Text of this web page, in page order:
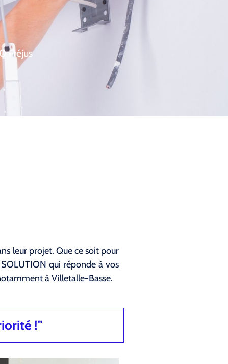
Fréjus
leur projet. Que ce soit pour
qui réponde à vos
à Villetalle-Basse.
!"